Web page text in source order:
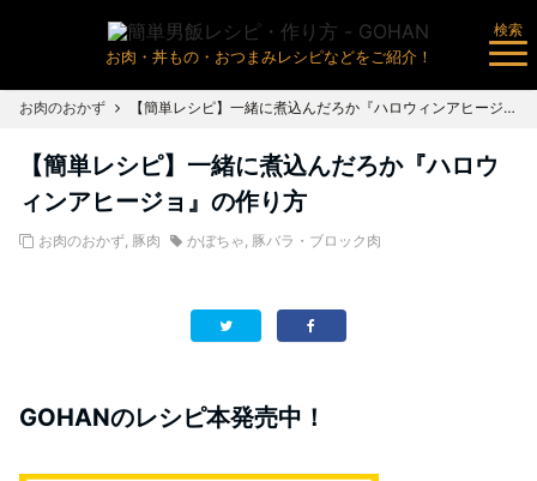
お肉・丼もの・おつまみレシピなどをご紹介！
検索
お肉のおかず 【簡単レシピ】一緒に煮込んだろか『ハロウィンアヒージョ』の作り方
【簡単レシピ】一緒に煮込んだろか『ハロウ
ィンアヒージョ』の作り方
お肉のおかず, 豚肉 かぼちゃ, 豚バラ・ブロック肉
GOHANのレシピ本発売中！